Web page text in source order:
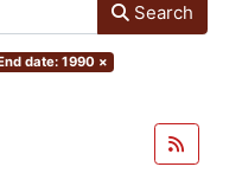
Search
date: 1990 ×